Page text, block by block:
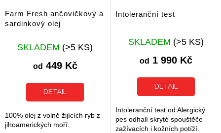
Farm Fresh ančovičkový a
sardinkový olej
SKLADEM (>5 KS)
od 449 Kč
DETAIL
100% olej z volně žijících ryb z
jihoamerických moří.
Intoleranční test
Průměrné
hodnocení
produktu
je
z
SKLADEM (>5 KS)
od 1 990 Kč
DETAIL
Intoleranční test od Alergický
pes odhalí skryté spouštěče
zažívacích i kožních potíží.